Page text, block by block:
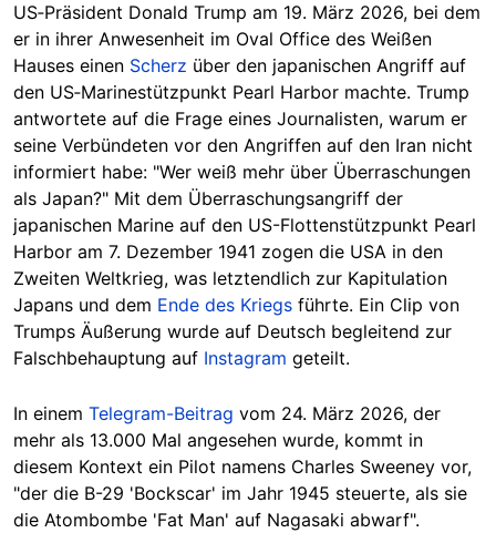
US‑Präsident Donald Trump am 19. März 2026, bei dem
er in ihrer Anwesenheit im Oval Office des Weißen
Hauses einen Scherz über den japanischen Angriff auf
den US‑Marinestützpunkt Pearl Harbor machte. Trump
antwortete auf die Frage eines Journalisten, warum er
seine Verbündeten vor den Angriffen auf den Iran nicht
informiert habe: "Wer weiß mehr über Überraschungen
als Japan?" Mit dem Überraschungsangriff der
japanischen Marine auf den US-Flottenstützpunkt Pearl
Harbor am 7. Dezember 1941 zogen die USA in den
Zweiten Weltkrieg, was letztendlich zur Kapitulation
Japans und dem Ende des Kriegs führte. Ein Clip von
Trumps Äußerung wurde auf Deutsch begleitend zur
Falschbehauptung auf Instagram geteilt.
In einem Telegram-Beitrag vom 24. März 2026, der
mehr als 13.000 Mal angesehen wurde, kommt in
diesem Kontext ein Pilot namens Charles Sweeney vor,
"der die B-29 'Bockscar' im Jahr 1945 steuerte, als sie
die Atombombe 'Fat Man' auf Nagasaki abwarf".